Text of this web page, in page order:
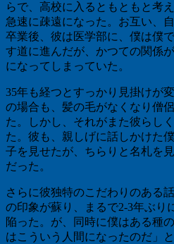
らで、高校に入るともともと考
急速に疎遠になった。お互い、
卒業後、彼は医学部に、僕は僕
す道に進んだが、かつての関係
になってしまっていた。
35年も経つとすっかり見掛けが
の場合も、髪の毛がなくなり僧
た。しかし、それがまた彼らし
た。彼も、親しげに話しかけた
子を見せたが、ちらりと名札を
だった。
さらに彼独特のこだわりのある
の印象が蘇り、まるで2-3年ぶり
陥った。が、同時に僕はある種
はこういう人間になったのだ」と